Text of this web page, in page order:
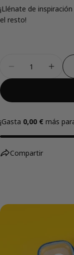
¡Llénate de
el resto!
Disminuir
¡Gasta 0,00 € más
Compartir